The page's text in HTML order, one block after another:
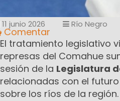
11 junio 2026 Río Negro
Comentar
El tratamiento legislativo
represas del Comahue
sesión de la Legislatura
relacionadas con el
sobre los ríos de la región.